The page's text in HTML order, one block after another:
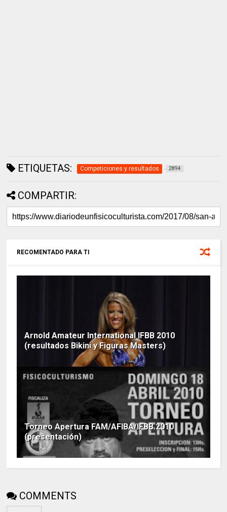
ETIQUETAS: Competiciones y resultados 2894
COMPARTIR:
RECOMENTADO PARA TI
Arnold Amateur International IFBB 2010
(resultados Bikini y Figuras Masters)
Torneo Apertura FAM/AFIBA/IFBB 2010
(presentación)
COMMENTS